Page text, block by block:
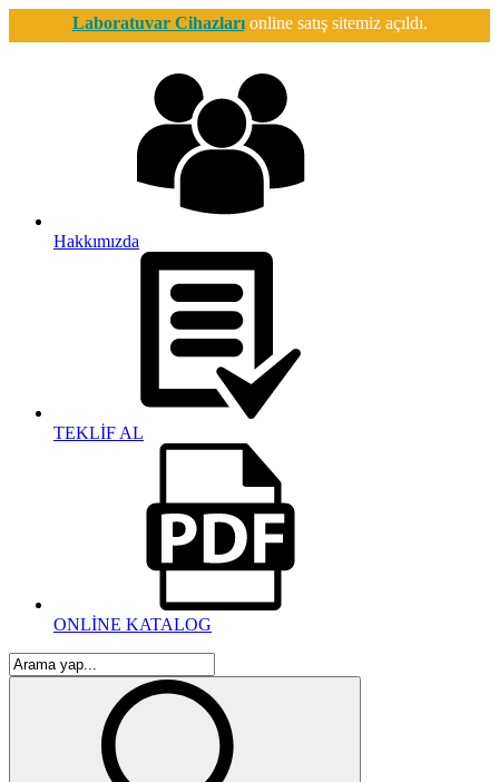
Laboratuvar Cihazlarıonline satış sitemiz açıldı.
Hakkımızda
TEKLİF AL
ONLİNE KATALOG